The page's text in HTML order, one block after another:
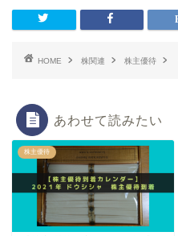
HOME 株関連 株主優待
あわせて読みたい
株主優待